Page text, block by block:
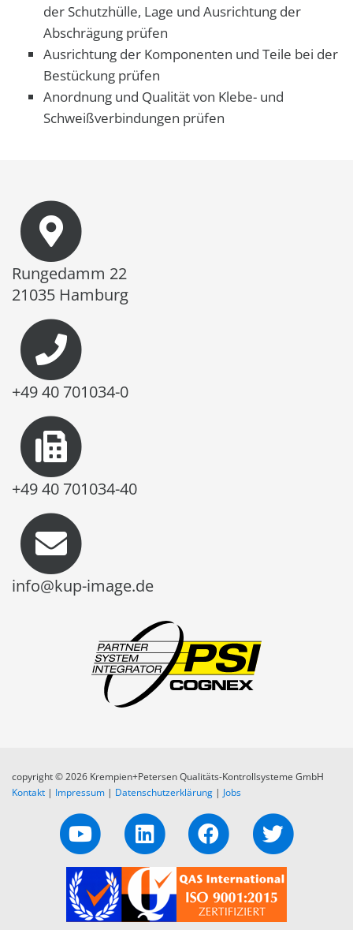
der Schutzhülle, Lage und Ausrichtung der
Abschrägung prüfen
Ausrichtung der Komponenten und Teile bei der
Bestückung prüfen
Anordnung und Qualität von Klebe- und
Schweißverbindungen prüfen
Rungedamm 22
21035 Hamburg
+49 40 701034-0
+49 40 701034-40
info@kup-image.de
copyright © 2026 Krempien+Petersen Qualitäts-Kontrollsysteme GmbH
Kontakt | Impressum | Datenschutzerklärung | Jobs